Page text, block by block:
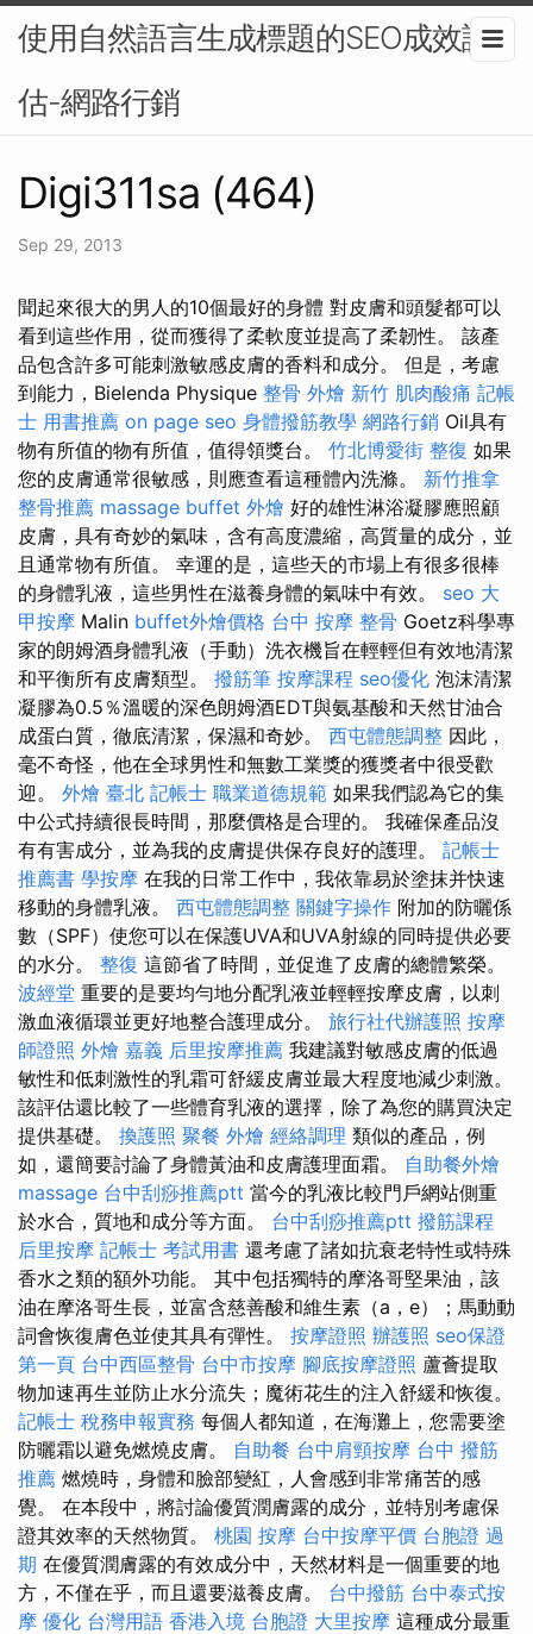
使用自然語言生成標題的SEO成效評
估-網路行銷
Digi311sa (464)
Sep 29, 2013
聞起來很大的男人的10個最好的身體 對皮膚和頭髮都可以
看到這些作用，從而獲得了柔軟度並提高了柔韌性。 該產
品包含許多可能刺激敏感皮膚的香料和成分。 但是，考慮
到能力，Bielenda Physique 整骨 外燴 新竹 肌肉酸痛 記帳
士 用書推薦 on page seo 身體撥筋教學 網路行銷 Oil具有
物有所值的物有所值，值得領獎台。 竹北博愛街 整復 如果
您的皮膚通常很敏感，則應查看這種體內洗滌。 新竹推拿
整骨推薦 massage buffet 外燴 好的雄性淋浴凝膠應照顧
皮膚，具有奇妙的氣味，含有高度濃縮，高質量的成分，並
且通常物有所值。 幸運的是，這些天的市場上有很多很棒
的身體乳液，這些男性在滋養身體的氣味中有效。 seo 大
甲按摩 Malin buffet外燴價格 台中 按摩 整骨 Goetz科學專
家的朗姆酒身體乳液（手動）洗衣機旨在輕輕但有效地清潔
和平衡所有皮膚類型。 撥筋筆 按摩課程 seo優化 泡沫清潔
凝膠為0.5％溫暖的深色朗姆酒EDT與氨基酸和天然甘油合
成蛋白質，徹底清潔，保濕和奇妙。 西屯體態調整 因此，
毫不奇怪，他在全球男性和無數工業獎的獲獎者中很受歡
迎。 外燴 臺北 記帳士 職業道德規範 如果我們認為它的集
中公式持續很長時間，那麼價格是合理的。 我確保產品沒
有有害成分，並為我的皮膚提供保存良好的護理。 記帳士
推薦書 學按摩 在我的日常工作中，我依靠易於塗抹并快速
移動的身體乳液。 西屯體態調整 關鍵字操作 附加的防曬係
數（SPF）使您可以在保護UVA和UVA射線的同時提供必要
的水分。 整復 這節省了時間，並促進了皮膚的總體繁榮。
波經堂 重要的是要均勻地分配乳液並輕輕按摩皮膚，以刺
激血液循環並更好地整合護理成分。 旅行社代辦護照 按摩
師證照 外燴 嘉義 后里按摩推薦 我建議對敏感皮膚的低過
敏性和低刺激性的乳霜可舒緩皮膚並最大程度地減少刺激。
該評估還比較了一些體育乳液的選擇，除了為您的購買決定
提供基礎。 換護照 聚餐 外燴 經絡調理 類似的產品，例
如，還簡要討論了身體黃油和皮膚護理面霜。 自助餐外燴
massage 台中刮痧推薦ptt 當今的乳液比較門戶網站側重
於水合，質地和成分等方面。 台中刮痧推薦ptt 撥筋課程
后里按摩 記帳士 考試用書 還考慮了諸如抗衰老特性或特殊
香水之類的額外功能。 其中包括獨特的摩洛哥堅果油，該
油在摩洛哥生長，並富含慈善酸和維生素（a，e）；馬動動
詞會恢復膚色並使其具有彈性。 按摩證照 辦護照 seo保證
第一頁 台中西區整骨 台中市按摩 腳底按摩證照 蘆薈提取
物加速再生並防止水分流失；魔術花生的注入舒緩和恢復。
記帳士 稅務申報實務 每個人都知道，在海灘上，您需要塗
防曬霜以避免燃燒皮膚。 自助餐 台中肩頸按摩 台中 撥筋
推薦 燃燒時，身體和臉部變紅，人會感到非常痛苦的感
覺。 在本段中，將討論優質潤膚露的成分，並特別考慮保
證其效率的天然物質。 桃園 按摩 台中按摩平價 台胞證 過
期 在優質潤膚露的有效成分中，天然材料是一個重要的地
方，不僅在乎，而且還要滋養皮膚。 台中撥筋 台中泰式按
摩 優化 台灣用語 香港入境 台胞證 大里按摩 這種成分最重